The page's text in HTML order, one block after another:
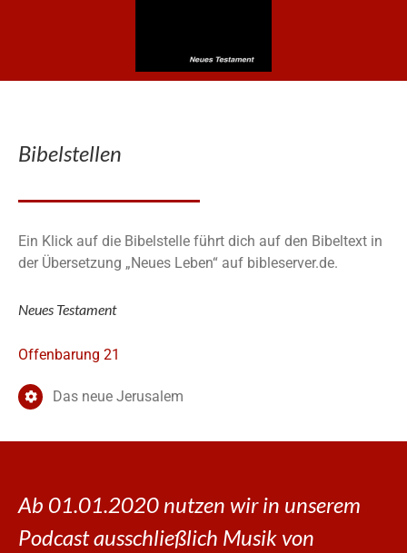
Bibelstellen
Ein Klick auf die Bibelstelle führt dich auf den Bibeltext in
der Übersetzung „Neues Leben“ auf bibleserver.de.
Neues Testament
Offenbarung 21
Das neue Jerusalem
Ab 01.01.2020 nutzen wir in unserem
Podcast ausschließlich Musik von